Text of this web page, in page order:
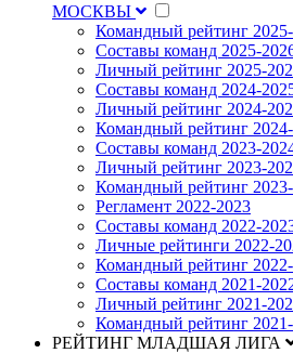
МОСКВЫ
Командный рейтинг
Составы команд 2025-
Личный рейтинг 2025-
Составы команд 2024-
Личный рейтинг 2024-
Командный рейтинг
Составы команд 2023-
Личный рейтинг 2023-
Командный рейтинг
Регламент 2022-2023
Составы команд 2022-
Личные рейтинги 2022-
Командный рейтинг
Составы команд 2021-
Личный рейтинг 2021-
Командный рейтинг
РЕЙТИНГ МЛАДШАЯ ЛИГА